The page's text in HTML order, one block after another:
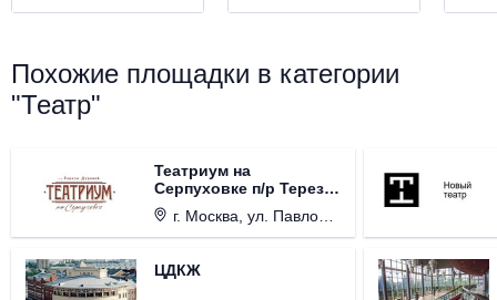
Похожие площадки в категории
"Театр"
Театриум на
Серпуховке п/р Терезы
Дуровой
г. Москва, ул. Павловская, д. 6.
ЦДКЖ